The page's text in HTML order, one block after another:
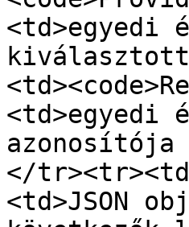
<td>egyedi
<td>egyedi
azonosítója
</
<td>JSON